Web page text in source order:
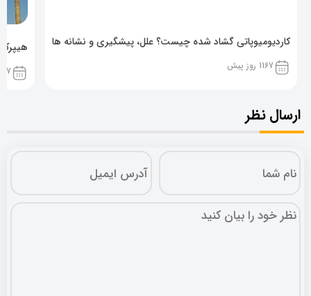
کاردیومیوپاتی گشاد شده چیست؟ علل، پیشگیری و نشانه ها
1167 روز پیش 1167
ارسال نظر